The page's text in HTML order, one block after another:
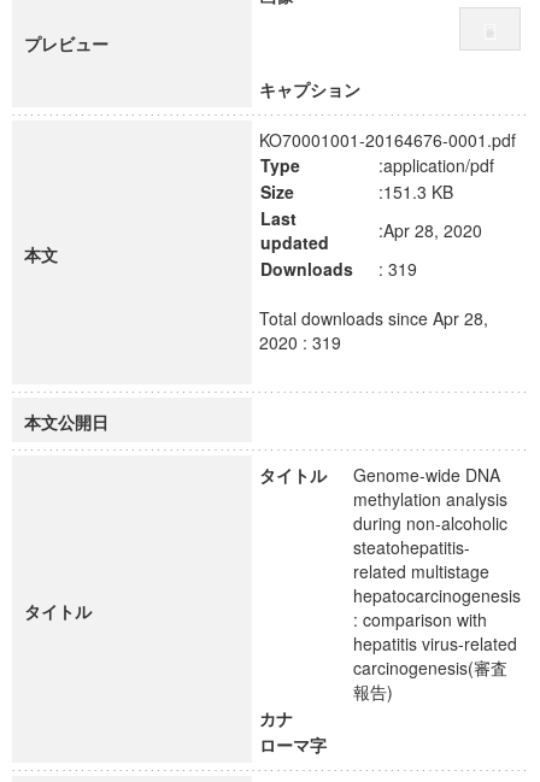
プレビュー
キャプション
本文
KO70001001-20164676-0001.pdf
Type
:application/pdf
Size
:151.3 KB
Last
updated
:Apr 28, 2020
Downloads
: 319
Total downloads since Apr 28,
2020 : 319
本文公開日
タイトル
タイトル
Genome-wide DNA
methylation analysis
during non-alcoholic
steatohepatitis-
related multistage
hepatocarcinogenesis
: comparison with
hepatitis virus-related
carcinogenesis(審査
報告)
カナ
ローマ字